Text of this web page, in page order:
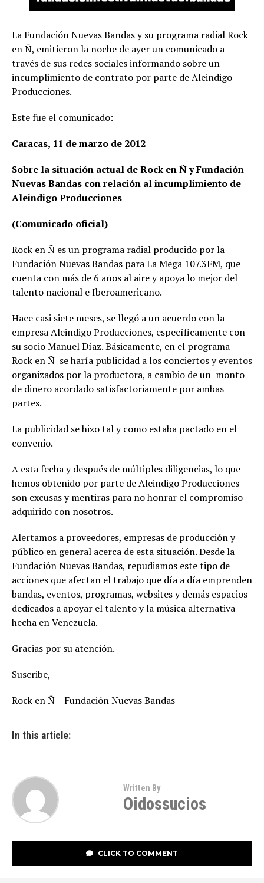
La Fundación Nuevas Bandas y su programa radial Rock
en Ñ, emitieron la noche de ayer un comunicado a
través de sus redes sociales informando sobre un
incumplimiento de contrato por parte de Aleindigo
Producciones.
Este fue el comunicado:
Caracas, 11 de marzo de 2012
Sobre la situación actual de Rock en Ñ y Fundación
Nuevas Bandas con relación al incumplimiento de
Aleindigo Producciones
(Comunicado oficial)
Rock en Ñ es un programa radial producido por la
Fundación Nuevas Bandas para La Mega 107.3FM, que
cuenta con más de 6 años al aire y apoya lo mejor del
talento nacional e Iberoamericano.
Hace casi siete meses, se llegó a un acuerdo con la
empresa Aleindigo Producciones, específicamente con
su socio Manuel Díaz. Básicamente, en el programa
Rock en Ñ se haría publicidad a los conciertos y eventos
organizados por la productora, a cambio de un monto
de dinero acordado satisfactoriamente por ambas
partes.
La publicidad se hizo tal y como estaba pactado en el
convenio.
A esta fecha y después de múltiples diligencias, lo que
hemos obtenido por parte de Aleindigo Producciones
son excusas y mentiras para no honrar el compromiso
adquirido con nosotros.
Alertamos a proveedores, empresas de producción y
público en general acerca de esta situación. Desde la
Fundación Nuevas Bandas, repudiamos este tipo de
acciones que afectan el trabajo que día a día emprenden
bandas, eventos, programas, websites y demás espacios
dedicados a apoyar el talento y la música alternativa
hecha en Venezuela.
Gracias por su atención.
Suscribe,
Rock en Ñ – Fundación Nuevas Bandas
In this article:
Written By
Oidossucios
CLICK TO COMMENT